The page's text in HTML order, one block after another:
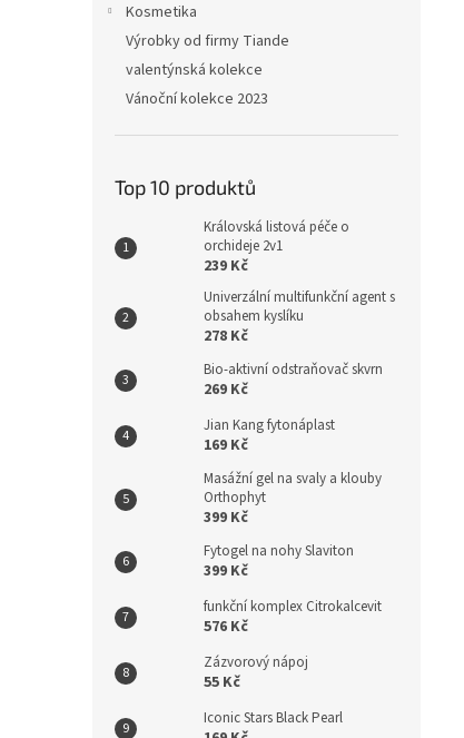
Kosmetika
Výrobky od firmy Tiande
valentýnská kolekce
Vánoční kolekce 2023
Top 10 produktů
Královská listová péče o
orchideje 2v1
239 Kč
Univerzální multifunkční agent s
obsahem kyslíku
278 Kč
Bio-aktivní odstraňovač skvrn
269 Kč
Jian Kang fytonáplast
169 Kč
Masážní gel na svaly a klouby
Orthophyt
399 Kč
Fytogel na nohy Slaviton
399 Kč
funkční komplex Citrokalcevit
576 Kč
Zázvorový nápoj
55 Kč
Iconic Stars Black Pearl